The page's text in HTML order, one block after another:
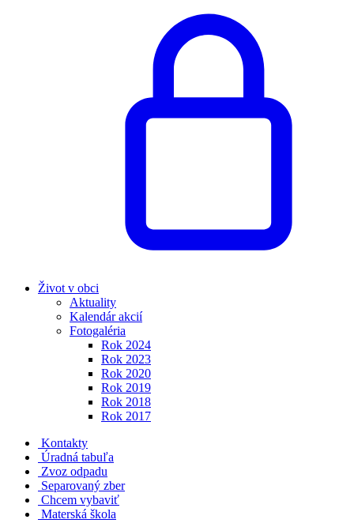
Život v obci
Aktuality
Kalendár akcií
Fotogaléria
Rok 2024
Rok 2023
Rok 2020
Rok 2019
Rok 2018
Rok 2017
Kontakty
Úradná tabuľa
Zvoz odpadu
Separovaný zber
Chcem vybaviť
Materská škola